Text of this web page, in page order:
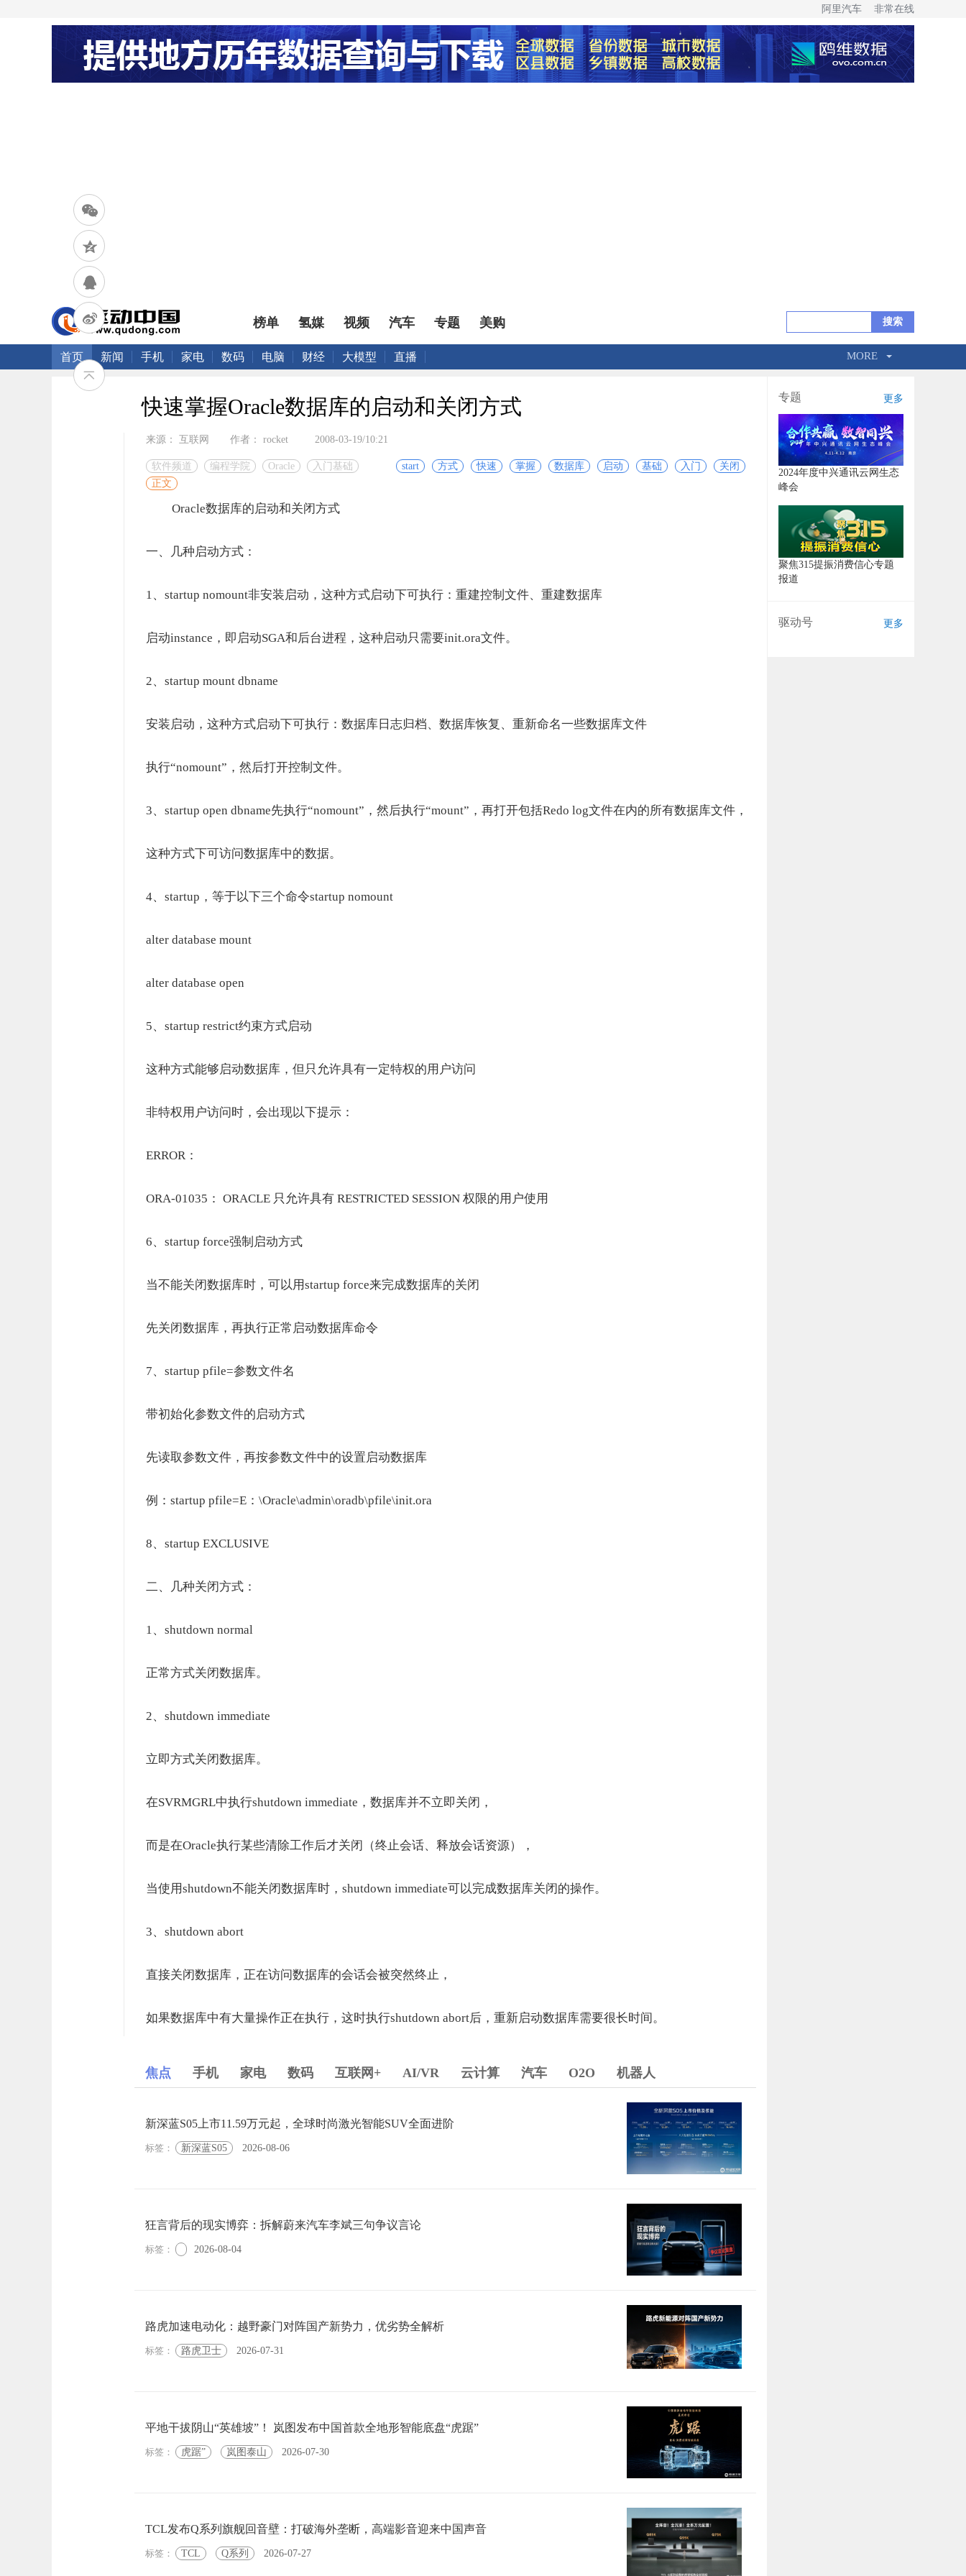
阿里汽车 非常在线
榜单 氢媒 视频 汽车 专题 美购
首页 新闻 手机 家电 数码 电脑 财经 大模型 直播 MORE
快速掌握Oracle数据库的启动和关闭方式
来源： 互联网 作者： rocket 2008-03-19/10:21
软件频道 编程学院 Oracle
入门基础
正文
关闭
入门
基础
启动
数据库
掌握
快速
方式
start
Oracle数据库的启动和关闭方式
一、几种启动方式：
1、startup nomount非安装启动，这种方式启动下可执行：重建控制文件、重建数据库
启动instance，即启动SGA和后台进程，这种启动只需要init.ora文件。
2、startup mount dbname
安装启动，这种方式启动下可执行：数据库日志归档、数据库恢复、重新命名一些数据库文件
执行“nomount”，然后打开控制文件。
3、startup open dbname先执行“nomount”，然后执行“mount”，再打开包括Redo log文件在内的所有数据库文件，
这种方式下可访问数据库中的数据。
4、startup，等于以下三个命令startup nomount
alter database mount
alter database open
5、startup restrict约束方式启动
这种方式能够启动数据库，但只允许具有一定特权的用户访问
非特权用户访问时，会出现以下提示：
ERROR：
ORA-01035： ORACLE 只允许具有 RESTRICTED SESSION 权限的用户使用
6、startup force强制启动方式
当不能关闭数据库时，可以用startup force来完成数据库的关闭
先关闭数据库，再执行正常启动数据库命令
7、startup pfile=参数文件名
带初始化参数文件的启动方式
先读取参数文件，再按参数文件中的设置启动数据库
例：startup pfile=E：\Oracle\admin\oradb\pfile\init.ora
8、startup EXCLUSIVE
二、几种关闭方式：
1、shutdown normal
正常方式关闭数据库。
2、shutdown immediate
立即方式关闭数据库。
在SVRMGRL中执行shutdown immediate，数据库并不立即关闭，
而是在Oracle执行某些清除工作后才关闭（终止会话、释放会话资源），
当使用shutdown不能关闭数据库时，shutdown immediate可以完成数据库关闭的操作。
3、shutdown abort
直接关闭数据库，正在访问数据库的会话会被突然终止，
如果数据库中有大量操作正在执行，这时执行shutdown abort后，重新启动数据库需要很长时间。
焦点 手机 家电 数码 互联网+ AI/VR 云计算 汽车 O2O 机器人
新深蓝S05上市11.59万元起，全球时尚激光智能SUV全面进阶
标签： 新深蓝S05 2026-08-06
狂言背后的现实博弈：拆解蔚来汽车李斌三句争议言论
标签： 2026-08-04
路虎加速电动化：越野豪门对阵国产新势力，优劣势全解析
标签： 路虎卫士 2026-07-31
平地干拔阴山“英雄坡”！ 岚图发布中国首款全地形智能底盘“虎踞”
标签： 虎踞” 岚图泰山 2026-07-30
TCL发布Q系列旗舰回音壁：打破海外垄断，高端影音迎来中国声音
标签： TCL Q系列 2026-07-27
专题 更多
2024年度中兴通讯云网生态
峰会
聚焦315提振消费信心专题
报道
驱动号 更多